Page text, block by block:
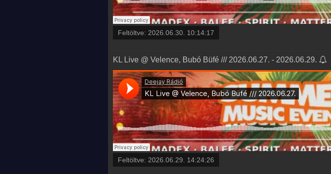
Feltöltve: 2026.06.30. 10:14:17
KL Live @ Velence, Bubó Büfé /// 2026.06.27. - 2026.06.29.
Feltöltve: 2026.06.29. 14:24:26